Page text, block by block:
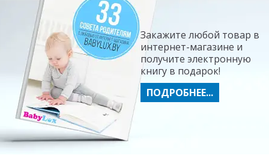
Закажите любой товар в
интернет-магазине и
получите электронную
книгу в подарок!
ПОДРОБНЕЕ...